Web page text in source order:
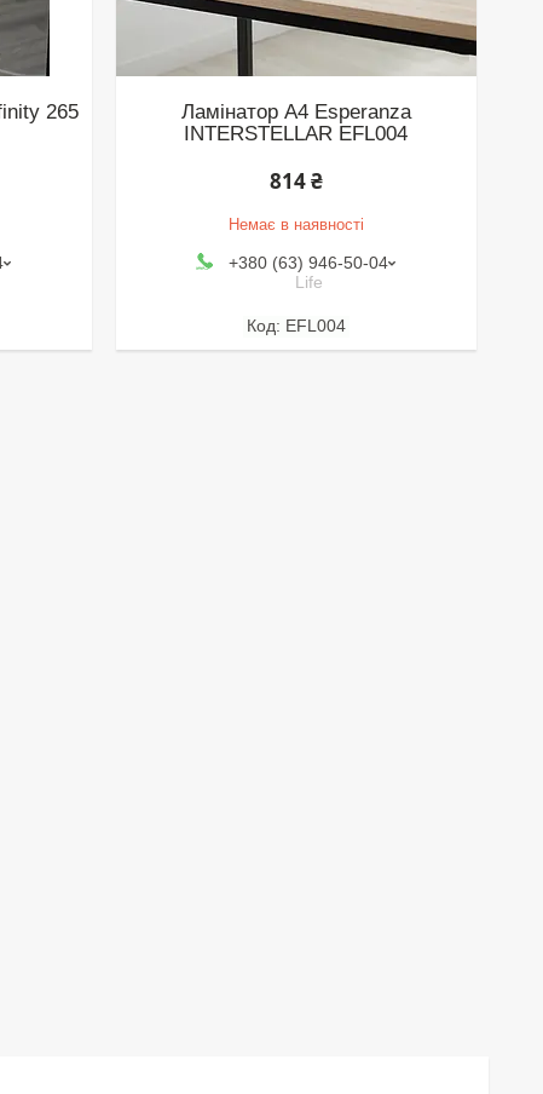
265
Ламінатор А4 Esperanza
INTERSTELLAR EFL004
814 ₴
Немає в наявності
+380 (63) 946-50-04
Life
EFL004